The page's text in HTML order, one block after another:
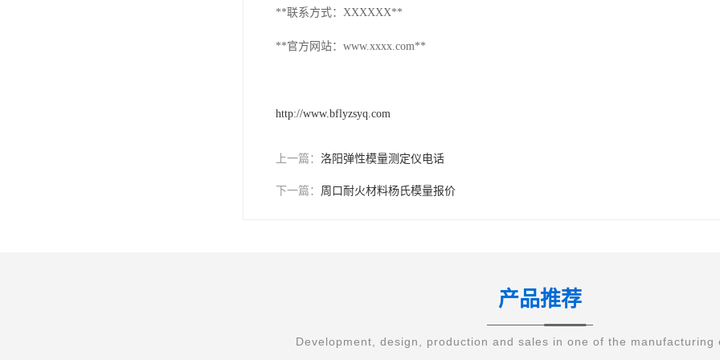
**联系方式：XXXXXX**
**官方网站：www.xxxx.com**
http://www.bflyzsyq.com
上一篇： 洛阳弹性模量测定仪电话
下一篇： 周口耐火材料杨氏模量报价
产品推荐
Development, design, production and sales in one of the manufacturing